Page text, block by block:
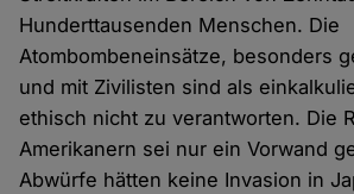
Hunderttausenden Menschen. Die
Atombombeneinsätze, besonders
und mit Zivilisten sind als
ethisch nicht zu verantworten. Die
Amerikanern sei nur ein Vorwand
Abwürfe hätten keine Invasion in